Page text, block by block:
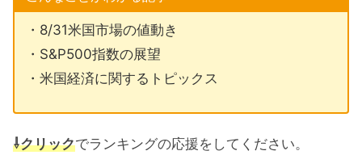
・8/31米国市場の値動き
・S&P500指数の展望
・米国経済に関するトピックス
⇩クリックでランキングの応援をしてください。